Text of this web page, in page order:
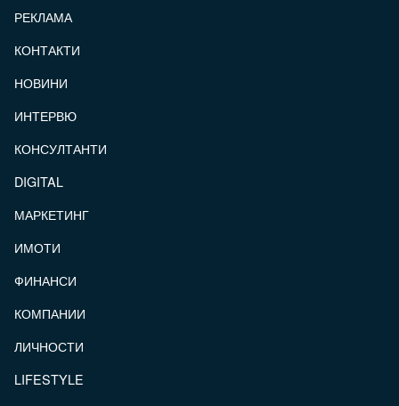
РЕКЛАМА
КОНТАКТИ
НОВИНИ
ИНТЕРВЮ
КОНСУЛТАНТИ
DIGITAL
МАРКЕТИНГ
ИМОТИ
ФИНАНСИ
КОМПАНИИ
ЛИЧНОСТИ
LIFESTYLE